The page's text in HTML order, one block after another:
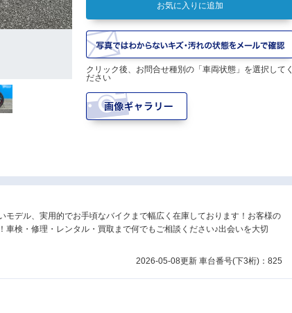
お気に入りに追加
クリック後、お問合せ種別の「車両状態」を選択してく
ださい
デル、実用的でお手頃なバイクまで幅広く在庫しております！お客様の
検・修理・レンタル・買取まで何でもご相談ください♪出会いを大切
2026-05-08更新 車台番号(下3桁)：825